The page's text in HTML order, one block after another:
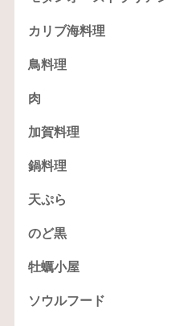
カリブ海料理
鳥料理
肉
加賀料理
鍋料理
天ぷら
のど黒
牡蠣小屋
ソウルフード